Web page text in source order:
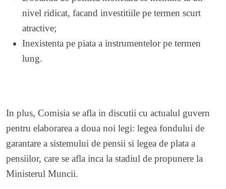
nivel ridicat, facand investitiile pe termen scurt
atractive;
Inexistenta pe piata a instrumentelor pe termen
lung.
In plus, Comisia se afla in discutii cu actualul guvern
pentru elaborarea a doua noi legi: legea fondului de
garantare a sistemului de pensii si legea de plata a
pensiilor, care se afla inca la stadiul de propunere la
Ministerul Muncii.